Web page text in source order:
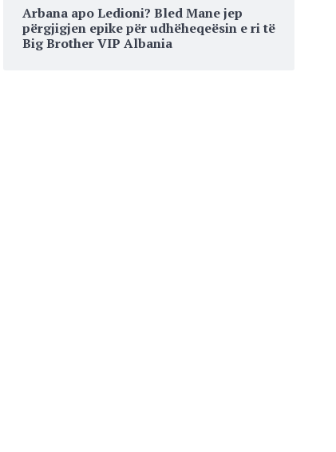
Arbana apo Ledioni? Bled Mane jep
përgjigjen epike për udhëheqeësin e ri të
Big Brother VIP Albania